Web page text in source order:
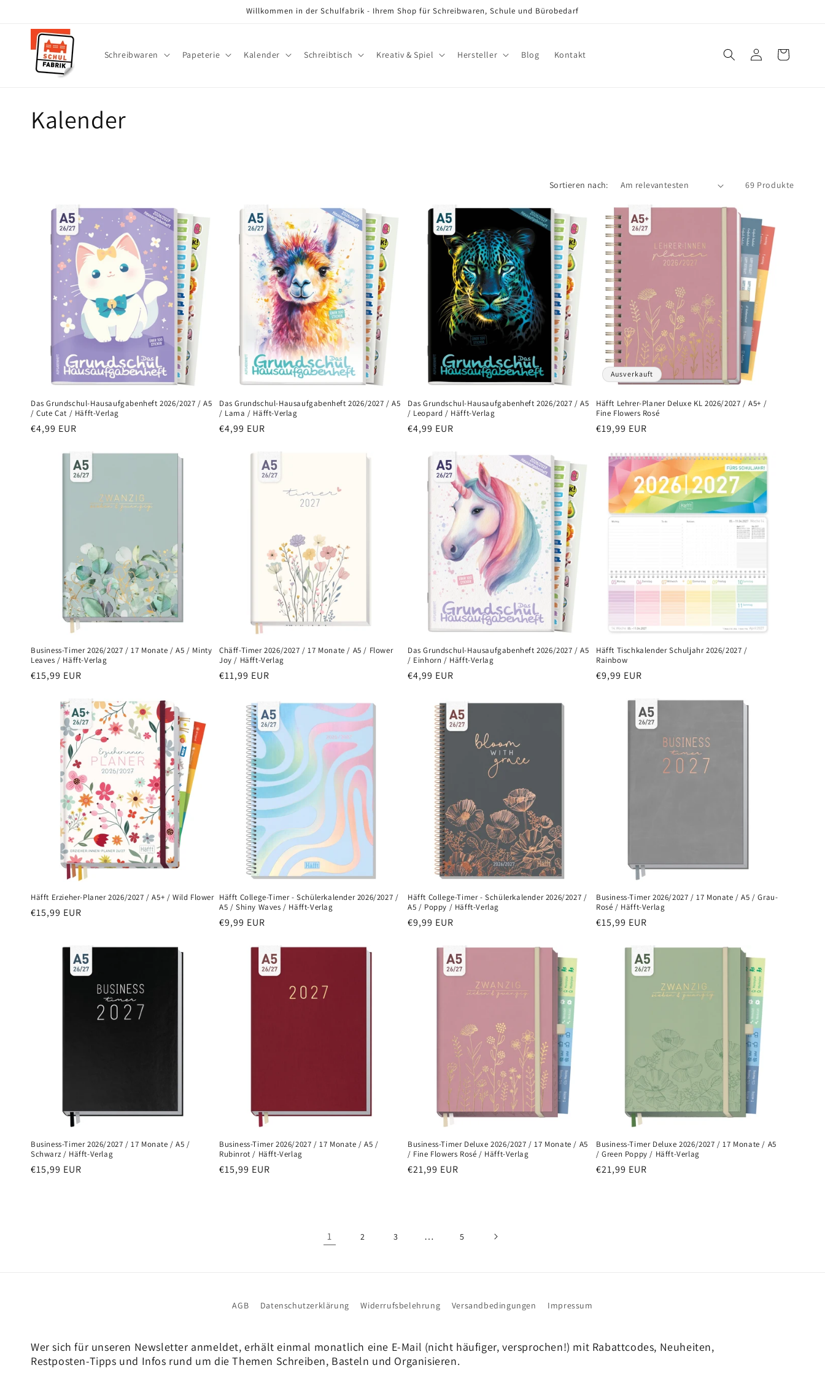
Willkommen in der Schulfabrik - Ihrem Shop für Schreibwaren, Schule und Bürobedarf
Schreibwaren Papeterie Kalender Schreibtisch Kreativ & Spiel Hersteller Blog Kontakt EinloggenWarenkorb
K
:
Kalender
Sortieren nach: 69 Produkte
Das Grundschul-Hausaufgabenheft 2026/2027 / A5
/ Cute Cat / Häfft-Verlag
Normaler
€4,99 EUR
Das Grundschul-Hausaufgabenheft 2026/2027 / A5
/ Lama / Häfft-Verlag
Normaler
€4,99 EUR
Das Grundschul-Hausaufgabenheft 2026/2027 / A5
/ Leopard / Häfft-Verlag
Normaler
€4,99 EUR
Ausverkauft
Häfft Lehrer-Planer Deluxe KL 2026/2027 / A5+ /
Fine Flowers Rosé
Normaler
€19,99 EUR
Business-Timer 2026/2027 / 17 Monate / A5 / Minty
Leaves / Häfft-Verlag
Normaler
€15,99 EUR
Chäff-Timer 2026/2027 / 17 Monate / A5 / Flower
Joy / Häfft-Verlag
Normaler
€11,99 EUR
Das Grundschul-Hausaufgabenheft 2026/2027 / A5
/ Einhorn / Häfft-Verlag
Normaler
€4,99 EUR
Häfft Tischkalender Schuljahr 2026/2027 /
Rainbow
Normaler
€9,99 EUR
Häfft Erzieher-Planer 2026/2027 / A5+ / Wild Flower
Normaler
€15,99 EUR
Häfft College-Timer - Schülerkalender 2026/2027 /
A5 / Shiny Waves / Häfft-Verlag
Normaler
€9,99 EUR
Häfft College-Timer - Schülerkalender 2026/2027 /
A5 / Poppy / Häfft-Verlag
Normaler
€9,99 EUR
Business-Timer 2026/2027 / 17 Monate / A5 / Grau-
Rosé / Häfft-Verlag
Normaler
€15,99 EUR
Business-Timer 2026/2027 / 17 Monate / A5 /
Schwarz / Häfft-Verlag
Normaler
€15,99 EUR
Business-Timer 2026/2027 / 17 Monate / A5 /
Rubinrot / Häfft-Verlag
Normaler
€15,99 EUR
Business-Timer Deluxe 2026/2027 / 17 Monate / A5
/ Fine Flowers Rosé / Häfft-Verlag
Normaler
€21,99 EUR
Business-Timer Deluxe 2026/2027 / 17 Monate / A5
/ Green Poppy / Häfft-Verlag
Normaler
€21,99 EUR
1 2 3 … 5
AGB Datenschutzerklärung Widerrufsbelehrung Versandbedingungen Impressum
Wer sich für unseren Newsletter anmeldet, erhält einmal monatlich eine E-Mail (nicht häufiger, versprochen!) mit Rabattcodes, Neuheiten,
Restposten-Tipps und Infos rund um die Themen Schreiben, Basteln und Organisieren.